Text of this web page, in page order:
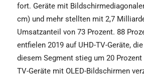
fort. Geräte mit
cm) und mehr stellten mit 2,7
Umsatzanteil von 73 Prozent. 88
entfielen 2019 auf UHD-TV-Geräte,
diesem Segment stieg um 20
TV-Geräte mit OLED-Bildschirmen